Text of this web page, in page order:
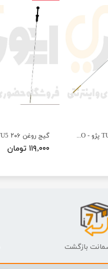
۱۱۹,۰۰۰ تومان
گیج روغن ۲۰۶ TU3 پژو - ISACO - ایساکو-گارانتی پلاس